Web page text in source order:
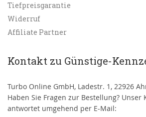
Tiefpreisgarantie
Widerruf
Affiliate Partner
Kontakt zu Günstige-
Turbo Online GmbH, Ladestr. 1, 22926
Haben Sie Fragen zur Bestellung?
antwortet umgehend per E-Mail: